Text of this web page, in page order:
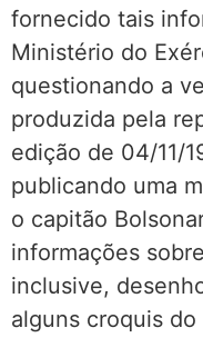
fornecido tais
Ministério do
questionando a
produzida pela
edição de 04/11/
publicando uma
o capitão
informações
inclusive,
alguns croquis